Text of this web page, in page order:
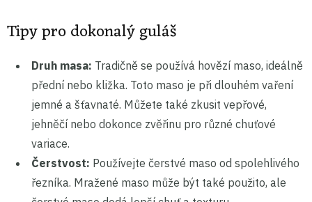
Tipy pro dokonalý guláš
Druh masa: Tradičně se používá hovězí maso, ideálně
přední nebo kližka. Toto maso je při dlouhém vaření
jemné a šťavnaté. Můžete také zkusit vepřové,
jehněčí nebo dokonce zvěřinu pro různé chuťové
variace.
Čerstvost: Používejte čerstvé maso od spolehlivého
řezníka. Mražené maso může být také použito, ale